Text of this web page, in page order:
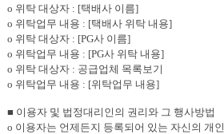
o 위탁 대상자 : [택배사 이름]
o 위탁업무 내용 : [택배사 위탁 내용]
o 위탁 대상자 : [PG사 이름]
o 위탁업무 내용 : [PG사 위탁 내용]
o 위탁 대상자 : 공급업체 목록보기
o 위탁업무 내용 : [위탁업무 내용]
■ 이용자 및 법정대리인의 권리와 그 행사방법
o 이용자는 언제든지 등록되어 있는 자신의 개